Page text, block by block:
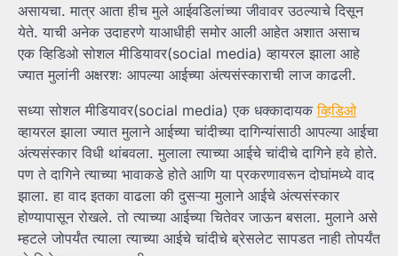
असायचा. मात्र आता हीच मुले आईवडिलांच्या जीवावर उठल्याचे दिसून
येते. याची अनेक उदाहरणे याआधीही समोर आली आहेत अशात असाच
एक व्हिडिओ सोशल मीडियावर(social media) व्हायरल झाला आहे
ज्यात मुलांनी अक्षरशः आपल्या आईच्या अंत्यसंस्काराची लाज काढली.
सध्या सोशल मीडियावर(social media) एक धक्कादायकव्हिडिओ
व्हायरल झाला ज्यात मुलाने आईच्या चांदीच्या दागिन्यांसाठी आपल्या आईचा
अंत्यसंस्कार विधी थांबवला. मुलाला त्याच्या आईचे चांदीचे दागिने हवे होते.
पण ते दागिने त्याच्या भावाकडे होते आणि या प्रकरणावरून दोघांमध्ये वाद
झाला. हा वाद इतका वाढला की दुसऱ्या मुलाने आईचे अंत्यसंस्कार
होण्यापासून रोखले. तो त्याच्या आईच्या चितेवर जाऊन बसला. मुलाने असे
म्हटले जोपर्यंत त्याला त्याच्या आईचे चांदीचे ब्रेसलेट सापडत नाही तोपर्यंत